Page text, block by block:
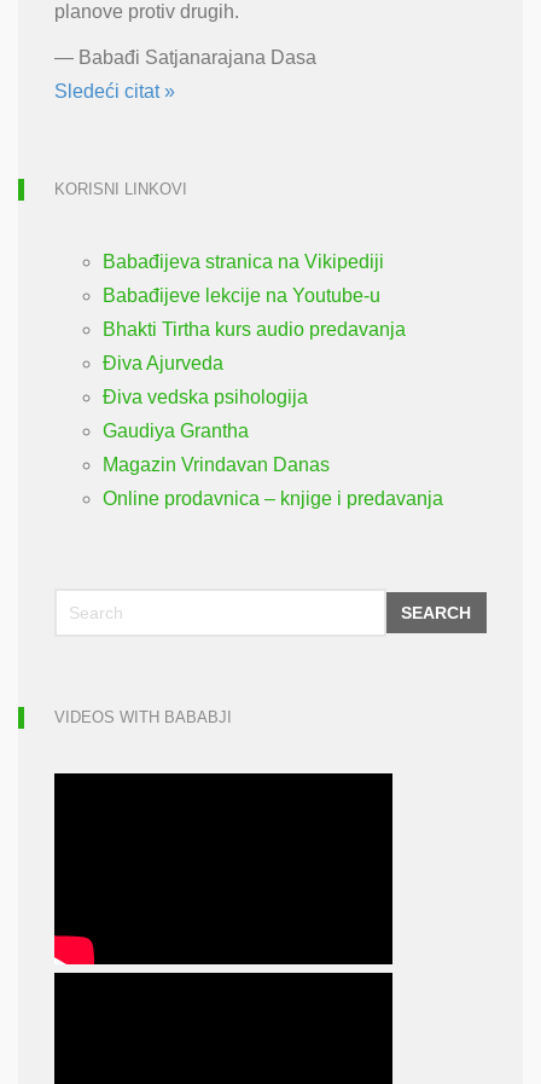
planove protiv drugih.
— Babađi Satjanarajana Dasa
Sledeći citat »
KORISNI LINKOVI
Babađijeva stranica na Vikipediji
Babađijeve lekcije na Youtube-u
Bhakti Tirtha kurs audio predavanja
Điva Ajurveda
Điva vedska psihologija
Gaudiya Grantha
Magazin Vrindavan Danas
Online prodavnica – knjige i predavanja
SEARCH
VIDEOS WITH BABABJI